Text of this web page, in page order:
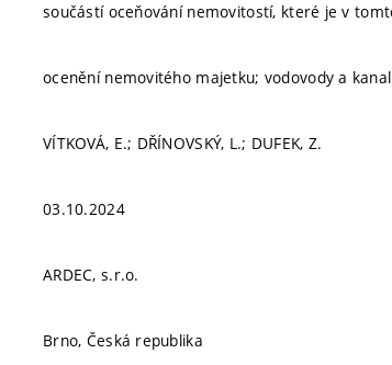
součástí oceňování nemovitostí, které je v
ocenění nemovitého majetku; vodovody a
VÍTKOVÁ, E.; DŘÍNOVSKÝ, L.; DUFEK, Z.
03.10.2024
ARDEC, s.r.o.
Brno, Česká republika